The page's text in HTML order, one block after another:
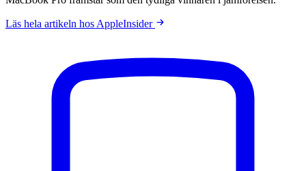
Läs hela artikeln hos AppleInsider